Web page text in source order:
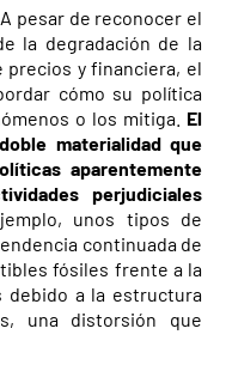
pesar de reconocer el
la degradación de la
precios y financiera, el
cómo su política
o los mitiga. El
materialidad que
aparentemente
perjudiciales
unos tipos de
continuada de
fósiles frente a la
debido a la estructura
una distorsión que